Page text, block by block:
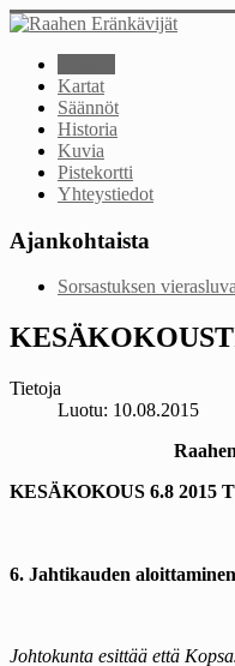
Kartat
Säännöt
Historia
Kuvia
Pistekortti
Yhteystiedot
Ajankohtaista
Sorsastuksen
Tietoja
Luotu: 10.08.2015
KESÄKOKOUS 6.8 2015
6. Jahtikauden aloittaminen
Johtokunta esittää että